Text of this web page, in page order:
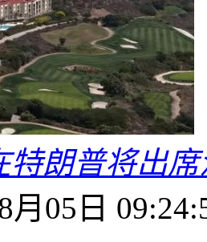
特朗普将出
月05日